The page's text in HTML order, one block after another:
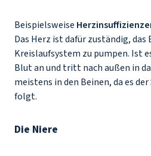
Beispielsweise
Das Herz ist dafür zuständig,
Kreislaufsystem zu pumpen. Ist
Blut an und tritt nach außen in
meistens in den Beinen, da es
folgt.
Die Niere